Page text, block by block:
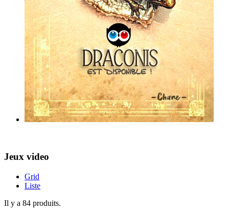
Jeux video
Grid
Liste
Il y a 84 produits.